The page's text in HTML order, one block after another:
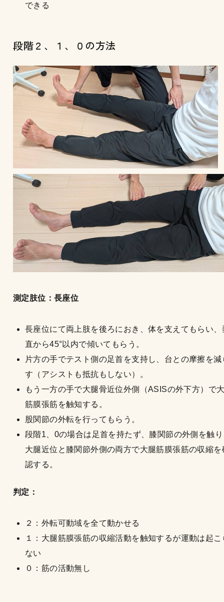
できる
段階２、１、０の方法
測定肢位：長座位
長座位にて両上肢を後ろにおき、体を支えてもらい、
直から45°以内で傾いてもらう。
片方の手でテスト側の足首を支持し、台との摩擦を減
す（アシストも抵抗もしない）。
もう一方の手で大腿骨近位外側（ASISの外下方）で
筋膜張筋を触知する。
股関節の外転を行ってもらう。
段階1、0の場合は足首を持たず、膝関節の外側を触
大腿近位と膝関節外側の両方で大腿筋膜張筋の収縮を
認する。
判定：
２：外転可動域を全て動かせる
１：大腿筋膜張筋の収縮活動を触知するが運動は起こ
ない
０：筋の活動無し